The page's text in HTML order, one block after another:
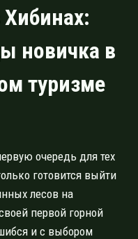
новичка в
туризме
очередь для тех
готовится выйти
лесов на
первой горной
и с выбором